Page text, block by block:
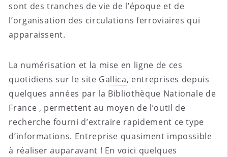
sont des tranches de vie de l’époque et de
l’organisation des circulations ferroviaires qui
apparaissent.
La numérisation et la mise en ligne de ces
quotidiens sur le site Gallica, entreprises depuis
quelques années par la Bibliothèque Nationale de
France , permettent au moyen de l’outil de
recherche fourni d’extraire rapidement ce type
d’informations. Entreprise quasiment impossible
à réaliser auparavant ! En voici quelques